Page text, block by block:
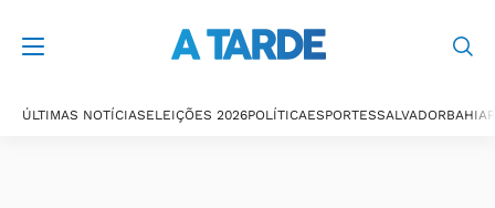
ÚLTIMAS NOTÍCIASELEIÇÕES 2026POLÍTICAESPORTESSALVADORBAHIA